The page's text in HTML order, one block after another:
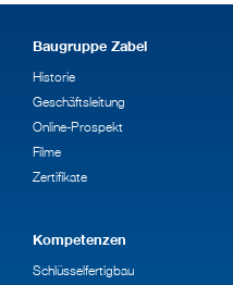
Baugruppe Zabel
Historie
Geschäftsleitung
Online-Prospekt
Filme
Zertifikate
Kompetenzen
Schlüsselfertigbau